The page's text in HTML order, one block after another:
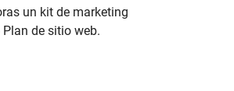
un kit de marketing
de sitio web.